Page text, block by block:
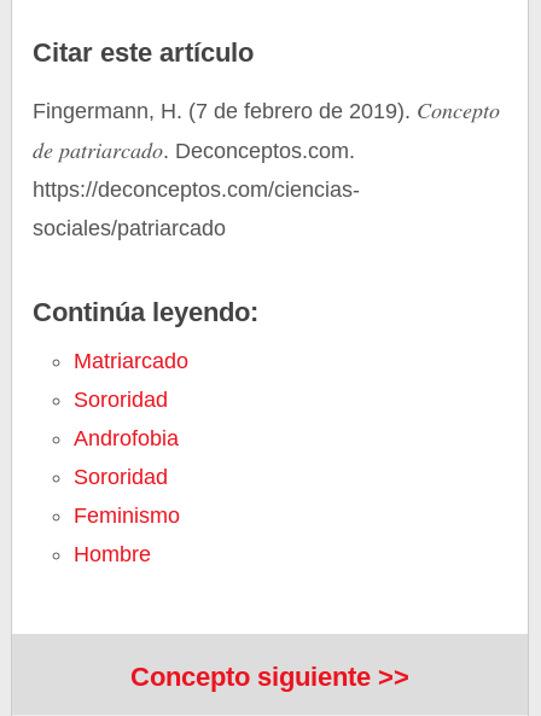
Citar este artículo
Fingermann, H. (7 de febrero de 2019). Concepto
de patriarcado. Deconceptos.com.
https://deconceptos.com/ciencias-
sociales/patriarcado
Continúa leyendo:
Matriarcado
Sororidad
Androfobia
Sororidad
Feminismo
Hombre
Concepto siguiente >>